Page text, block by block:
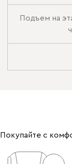
Подъем на
Покупайте с